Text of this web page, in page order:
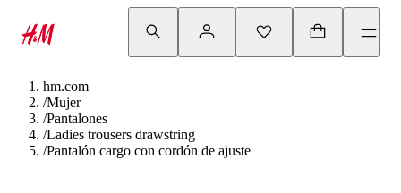
hm.com
/Mujer
/Pantalones
/Ladies trousers drawstring
/Pantalón cargo con cordón de ajuste